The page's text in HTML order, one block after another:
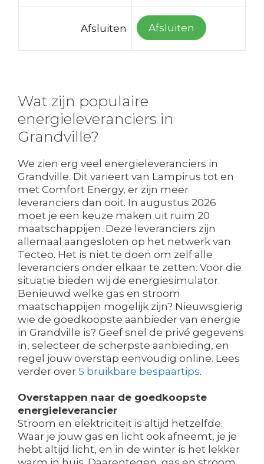
Afsluiten Afsluiten
Wat zijn populaire
energieleveranciers in
Grandville?
We zien erg veel energieleveranciers in
Grandville. Dit varieert van Lampirus tot en
met Comfort Energy, er zijn meer
leveranciers dan ooit. In augustus 2026
moet je een keuze maken uit ruim 20
maatschappijen. Deze leveranciers zijn
allemaal aangesloten op het netwerk van
Tecteo. Het is niet te doen om zelf alle
leveranciers onder elkaar te zetten. Voor die
situatie bieden wij de energiesimulator.
Benieuwd welke gas en stroom
maatschappijen mogelijk zijn? Nieuwsgierig
wie de goedkoopste aanbieder van energie
in Grandville is? Geef snel de privé gegevens
in, selecteer de scherpste aanbieding, en
regel jouw overstap eenvoudig online. Lees
verder over 5 bruikbare bespaartips.
Overstappen naar de goedkoopste
energieleverancier
Stroom en elektriciteit is altijd hetzelfde.
Waar je jouw gas en licht ook afneemt, je je
hebt altijd licht, en in de winter is het lekker